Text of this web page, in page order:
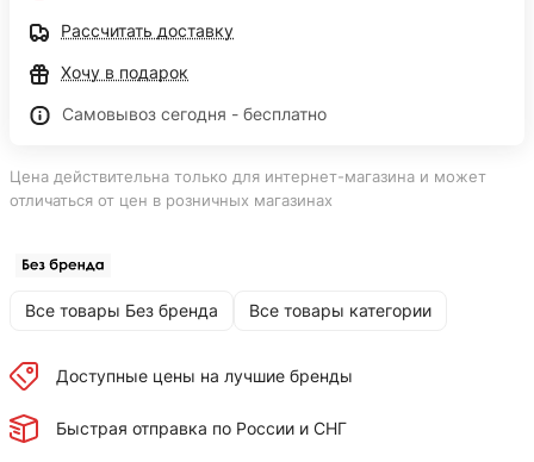
Рассчитать доставку
Хочу в подарок
Самовывоз сегодня - бесплатно
Цена действительна только для интернет-магазина и может
отличаться от цен в розничных магазинах
Все товары Без бренда Все товары категории
Доступные цены на лучшие бренды
Быстрая отправка по России и СНГ